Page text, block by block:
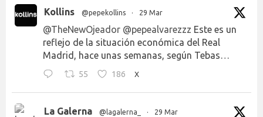
Kollins @pepekollins · 29 Mar
@TheNewOjeador @pepealvarezzz Este es un
reflejo de la situación económica del Real
Madrid, hace unas semanas, según Tebas…
55 186 X
La Galerna @lagalerna_ · 29 Mar